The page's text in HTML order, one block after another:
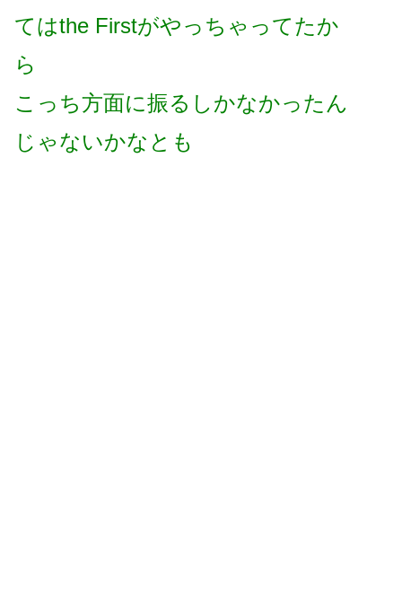
てはthe Firstがやっちゃってたか
ら
こっち方面に振るしかなかったん
じゃないかなとも